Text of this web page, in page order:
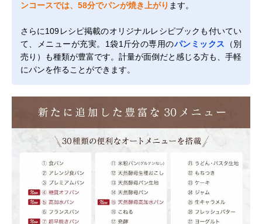
ンコースでは、58分でパンが焼き上がり ます。
さらに109レシピ掲載のオリジナルレシピブックも付いてい
て、メニューが充実。1袋1斤分の専用のパンミックス （別
売り）も種類が豊富です。計量が面倒だと感じる方も、手軽
にパンを作ることができます。